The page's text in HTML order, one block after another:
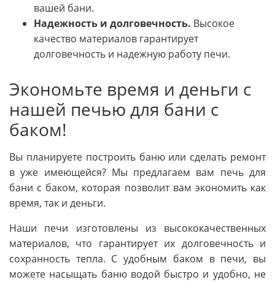
вашей бани.
Надежность и долговечность. Высокое
качество материалов гарантирует
долговечность и надежную работу печи.
Экономьте время и деньги с
нашей печью для бани с
баком!
Вы планируете построить баню или сделать ремонт
в уже имеющейся? Мы предлагаем вам печь для
бани с баком, которая позволит вам экономить как
время, так и деньги.
Наши печи изготовлены из высококачественных
материалов, что гарантирует их долговечность и
сохранность тепла. С удобным баком в печи, вы
можете насыщать баню водой быстро и удобно, не